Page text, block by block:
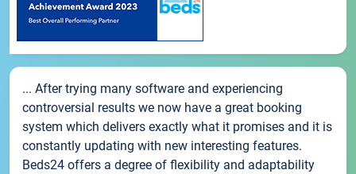
... After trying many software and experiencing
controversial results we now have a great booking
system which delivers exactly what it promises and it is
constantly updating with new interesting features.
Beds24 offers a degree of flexibility and adaptability